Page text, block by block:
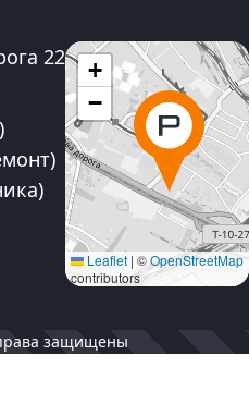
22
+
−
Leaflet | ©OpenStreetMap
contributors
защищены